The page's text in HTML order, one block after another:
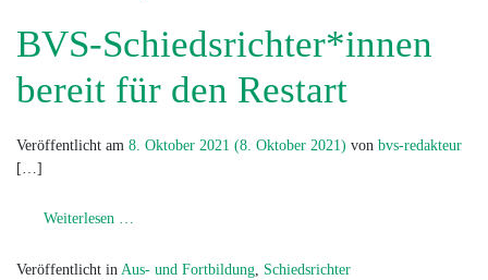
BVS-Schiedsrichter*innen
bereit für den Restart
Veröffentlicht am 8. Oktober 2021 (8. Oktober 2021) von bvs-redakteur
[…]
Weiterlesen …
Veröffentlicht in Aus- und Fortbildung, Schiedsrichter